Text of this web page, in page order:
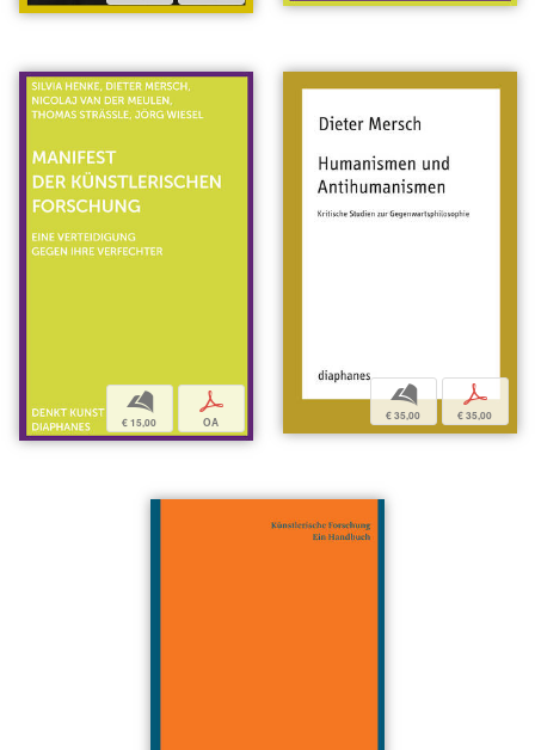
b
€ 15,00
p
OA
b
€ 35,00
p
€ 35,00